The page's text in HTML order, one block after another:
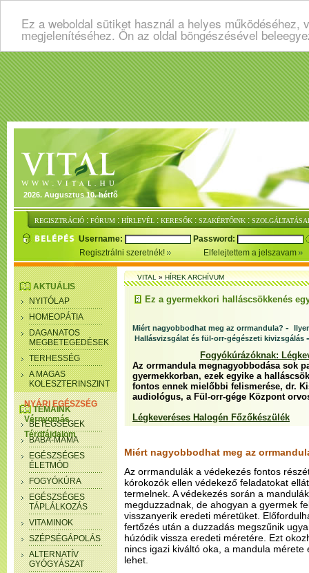
Ez a weboldal sütiket használ a helyes
megjelenítéséhez. Ön az oldal böngészésével
2026. Augusztus 10. hétfő
REGISZTRÁCIÓ : FÓRUM : HÍRLEVÉL : KERESŐK : SZAKÉRTŐINK :
Username:
Password:
Regisztrálni szeretnék!
Elfelejtettem a jelszavam
AKTUÁLIS
NYITÓLAP
HOMEOPÁTIA
DAGANATOS
MEGBETEGEDÉSEK
TERHESSÉG
A MAGAS
KOLESZTERINSZINT
NYÁRI EGÉSZSÉG
Vérnyomás
Térdfájdalom
TÉMÁINK
BETEGSÉGEK
BABA-MAMA
EGÉSZSÉGES
ÉLETMÓD
FOGYÓKÚRA
EGÉSZSÉGES
TÁPLÁLKOZÁS
VITAMINOK
SZÉPSÉGÁPOLÁS
ALTERNATÍV
GYÓGYÁSZAT
VITAL»HÍREK ARCHÍVUM
Ez a gyermekkori halláscsökkenés
Miért nagyobbodhat meg az orrmandula? -
Hallásvizsgálat és fül-orr-gégészeti kivizsgálás
Fogyókúrázóknak:
Az orrmandula megnagyobbodása sok
gyermekkorban, ezek egyike a
fontos ennek mielőbbi felismerése, dr.
audiológus, a Fül-orr-gége Központ
Légkeveréses Halogén Főzőkészülék
Miért nagyobbodhat meg az
Az orrmandulák a védekezés fontos
kórokozók ellen védekező feladatokat
termelnek. A védekezés során a
megduzzadnak, de ahogyan a gyermek
visszanyerik eredeti méretüket.
fertőzés után a duzzadás megszűnik
húzódik vissza eredeti méretére. Ezt
nincs igazi kiváltó oka, a mandula
lehet.